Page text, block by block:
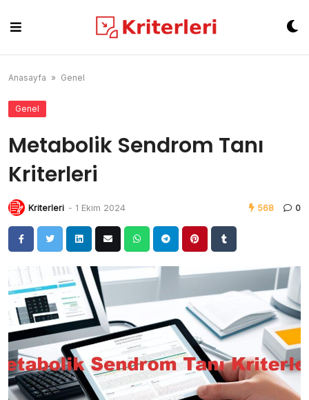
content
Anasayfa » Genel
Genel
Metabolik Sendrom Tanı
Kriterleri
Kriterleri - 1 Ekim 2024 568 0